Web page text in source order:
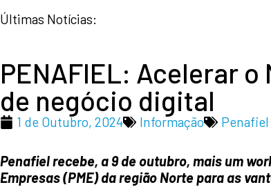
Últimas Notícias:
PENAFIEL: Acelerar
de negócio digital
1 de Outubro, 2024 Informação Penafiel
Penafiel recebe, a 9 de outubro, mais um
Empresas (PME) da região Norte para as